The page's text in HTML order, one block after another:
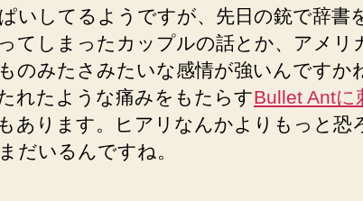
いしてるようですが、先日の銃で辞書
てしまったカップルの話とか、アメリ
のみたさみたいな感情が強いんですか
れたような痛みをもたらすBullet Antに
あります。ヒアリなんかよりもっと恐
だいるんですね。